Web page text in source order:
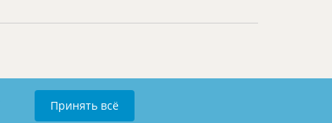
Принять всё